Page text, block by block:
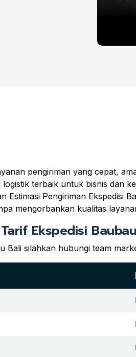
pengiriman yang cepat,
terbaik untuk bisnis dan
Estimasi Pengiriman Ekspedisi
mengorbankan kualitas
Tarif Ekspedisi
Bali silahkan hubungi team